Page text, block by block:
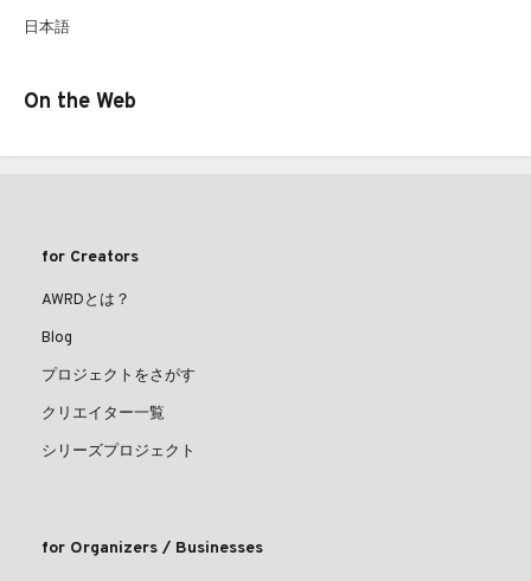
日本語
On the Web
for Creators
AWRDとは？
Blog
プロジェクトをさがす
クリエイター一覧
シリーズプロジェクト
for Organizers / Businesses